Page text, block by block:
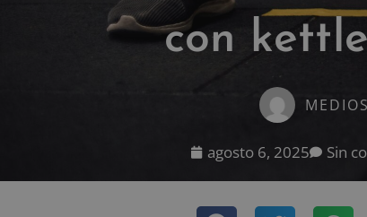
con
MEDIOS
agosto 6, 2025 Sin